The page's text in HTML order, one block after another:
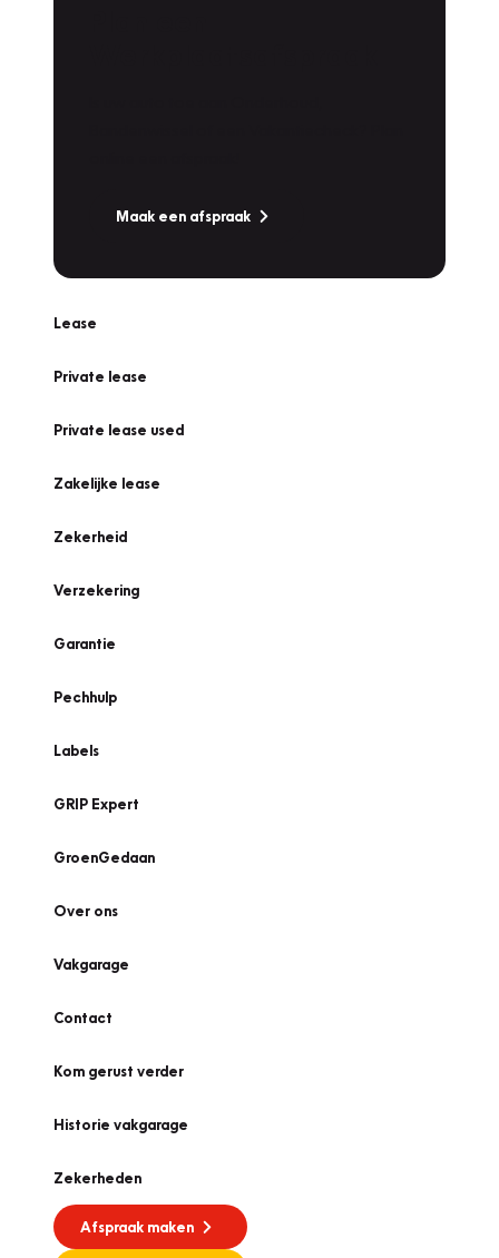
Maak een afspraak
Lease
Private lease
Private lease used
Zakelijke lease
Zekerheid
Verzekering
Garantie
Pechhulp
Labels
GRIP Expert
GroenGedaan
Over ons
Vakgarage
Contact
Kom gerust verder
Historie vakgarage
Zekerheden
Afspraak maken